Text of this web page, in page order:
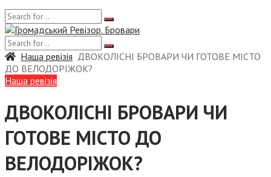
Наша ревізія ДВОКОЛІСНІ БРОВАРИ ЧИ ГОТОВЕ МІСТО
ДО ВЕЛОДОРІЖОК?
Наша ревізія
ДВОКОЛІСНІ БРОВАРИ ЧИ
ГОТОВЕ МІСТО ДО
ВЕЛОДОРІЖОК?